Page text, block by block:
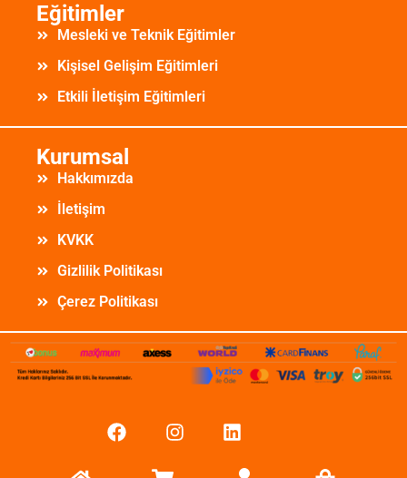
Eğitimler
Mesleki ve Teknik Eğitimler
Kişisel Gelişim Eğitimleri
Etkili İletişim Eğitimleri
Kurumsal
Hakkımızda
İletişim
KVKK
Gizlilik Politikası
Çerez Politikası